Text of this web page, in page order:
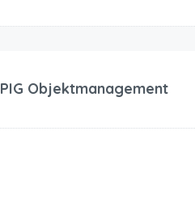
PIG Objektmanagement